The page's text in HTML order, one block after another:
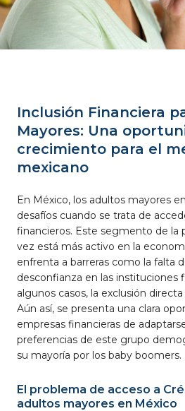
Inclusión Financiera
Mayores: Una
crecimiento para el
mexicano
En México, los adultos mayores
desafíos cuando se trata de
financieros. Este segmento de la
vez está más activo en la
enfrenta a barreras como la falta
desconfianza en las instituciones
algunos casos, la exclusión
Aún así, se presenta una clara
empresas financieras de
preferencias de este grupo
su mayoría por los baby boomers.
El problema de acceso a
adultos mayores en México